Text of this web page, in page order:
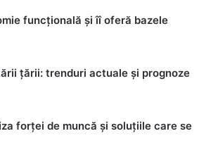
funcțională și îî oferă bazele
țării: trenduri actuale și prognoze
forței de muncă și soluțiile care se